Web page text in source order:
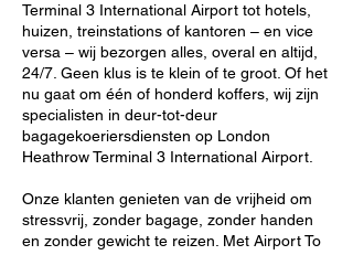
Terminal 3 International Airport tot hotels,
huizen, treinstations of kantoren – en vice
versa – wij bezorgen alles, overal en altijd,
24/7. Geen klus is te klein of te groot. Of het
nu gaat om één of honderd koffers, wij zijn
specialisten in deur-tot-deur
bagagekoeriersdiensten op London
Heathrow Terminal 3 International Airport.
Onze klanten genieten van de vrijheid om
stressvrij, zonder bagage, zonder handen
en zonder gewicht te reizen. Met Airport To